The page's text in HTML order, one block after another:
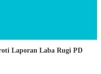
Laporan Laba Rugi PD